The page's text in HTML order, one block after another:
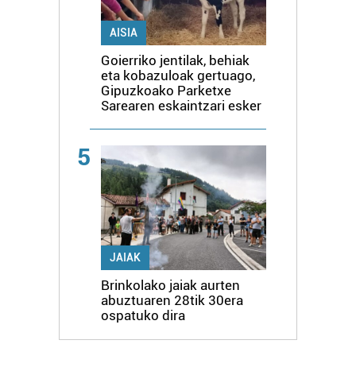
AISIA
Goierriko jentilak, behiak
eta kobazuloak gertuago,
Gipuzkoako Parketxe
Sarearen eskaintzari esker
5
JAIAK
Brinkolako jaiak aurten
abuztuaren 28tik 30era
ospatuko dira